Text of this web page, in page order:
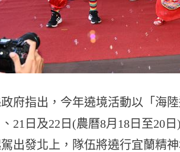
府指出，今年遶境活動以「海
、21日及22日(農曆8月18日至20
出發北上，隊伍將遶行宜蘭精